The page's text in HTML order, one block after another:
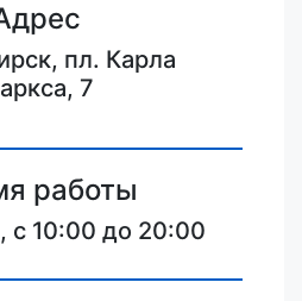
пл. Карла
7
работы
с 10:00 до 20:00